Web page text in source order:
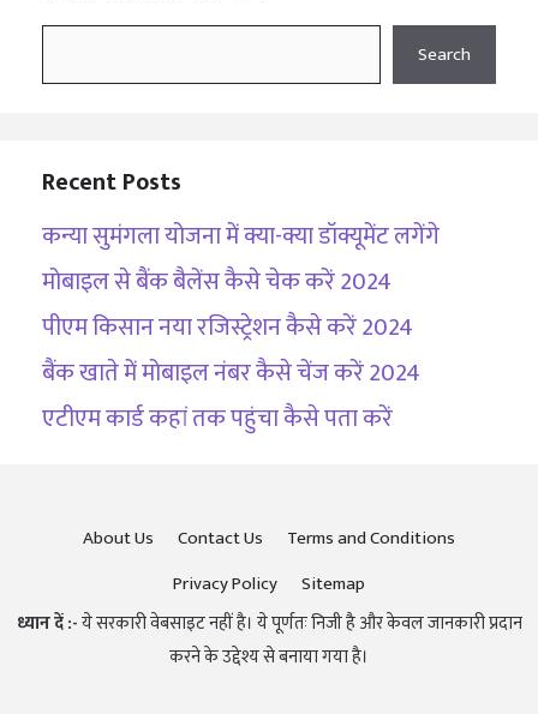
Search
Recent Posts
कन्या सुमंगला योजना में क्या-क्या डॉक्यूमेंट लगेंगे
मोबाइल से बैंक बैलेंस कैसे चेक करें 2024
पीएम किसान नया रजिस्ट्रेशन कैसे करें 2024
बैंक खाते में मोबाइल नंबर कैसे चेंज करें 2024
एटीएम कार्ड कहां तक पहुंचा कैसे पता करें
About Us Contact Us
Terms and Conditions
Privacy Policy
Sitemap
ध्यान दें :-ये सरकारी वेबसाइट नहीं है। ये पूर्णतः निजी है और केवल जानकारी प्रदान
करने के उद्देश्य से बनाया गया है।